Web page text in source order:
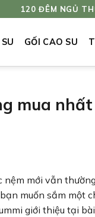
120 ĐÊM NGỦ
GỐI CAO SU
mua
mới vẫn
muốn sắm một
giới thiệu tại